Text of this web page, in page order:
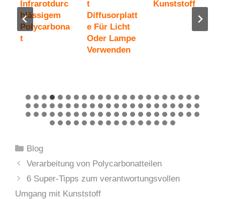
Infrarotdurc
Hlässigem
Polycarbona
T
T
Diffusorplatt
E Für Licht
Oder Lampe
Verwenden
Kunststoff
Kategorien
Blog
Verarbeitung von Polycarbonatteilen
6 Super-Tipps zum verantwortungsvollen
Umgang mit Kunststoff